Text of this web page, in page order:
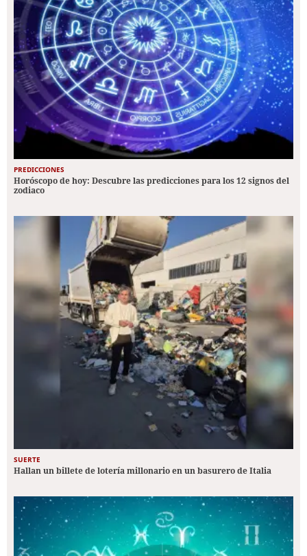
PREDICCIONES
Horóscopo de hoy: Descubre las predicciones para los 12 signos del
zodiaco
SUERTE
Hallan un billete de lotería millonario en un basurero de Italia